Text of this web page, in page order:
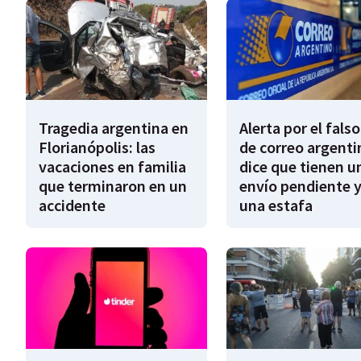
Tragedia argentina en
Florianópolis: las
vacaciones en familia
que terminaron en un
accidente
Alerta por el
de correo
dice que tienen
envío pendiente
una estafa